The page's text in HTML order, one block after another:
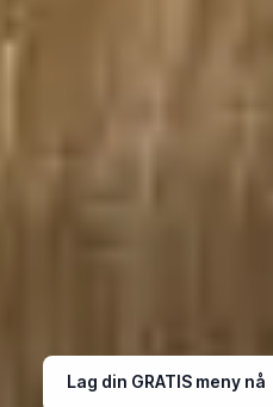
Lag din GRATIS meny nå